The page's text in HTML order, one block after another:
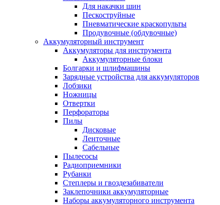
Для накачки шин
Пескоструйные
Пневматические краскопульты
Продувочные (обдувочные)
Аккумуляторный инструмент
Аккумуляторы для инструмента
Аккумуляторные блоки
Болгарки и шлифмашины
Зарядные устройства для аккумуляторов
Лобзики
Ножницы
Отвертки
Перфораторы
Пилы
Дисковые
Ленточные
Сабельные
Пылесосы
Радиоприемники
Рубанки
Степлеры и гвоздезабиватели
Заклепочники аккумуляторные
Наборы аккумуляторного инструмента